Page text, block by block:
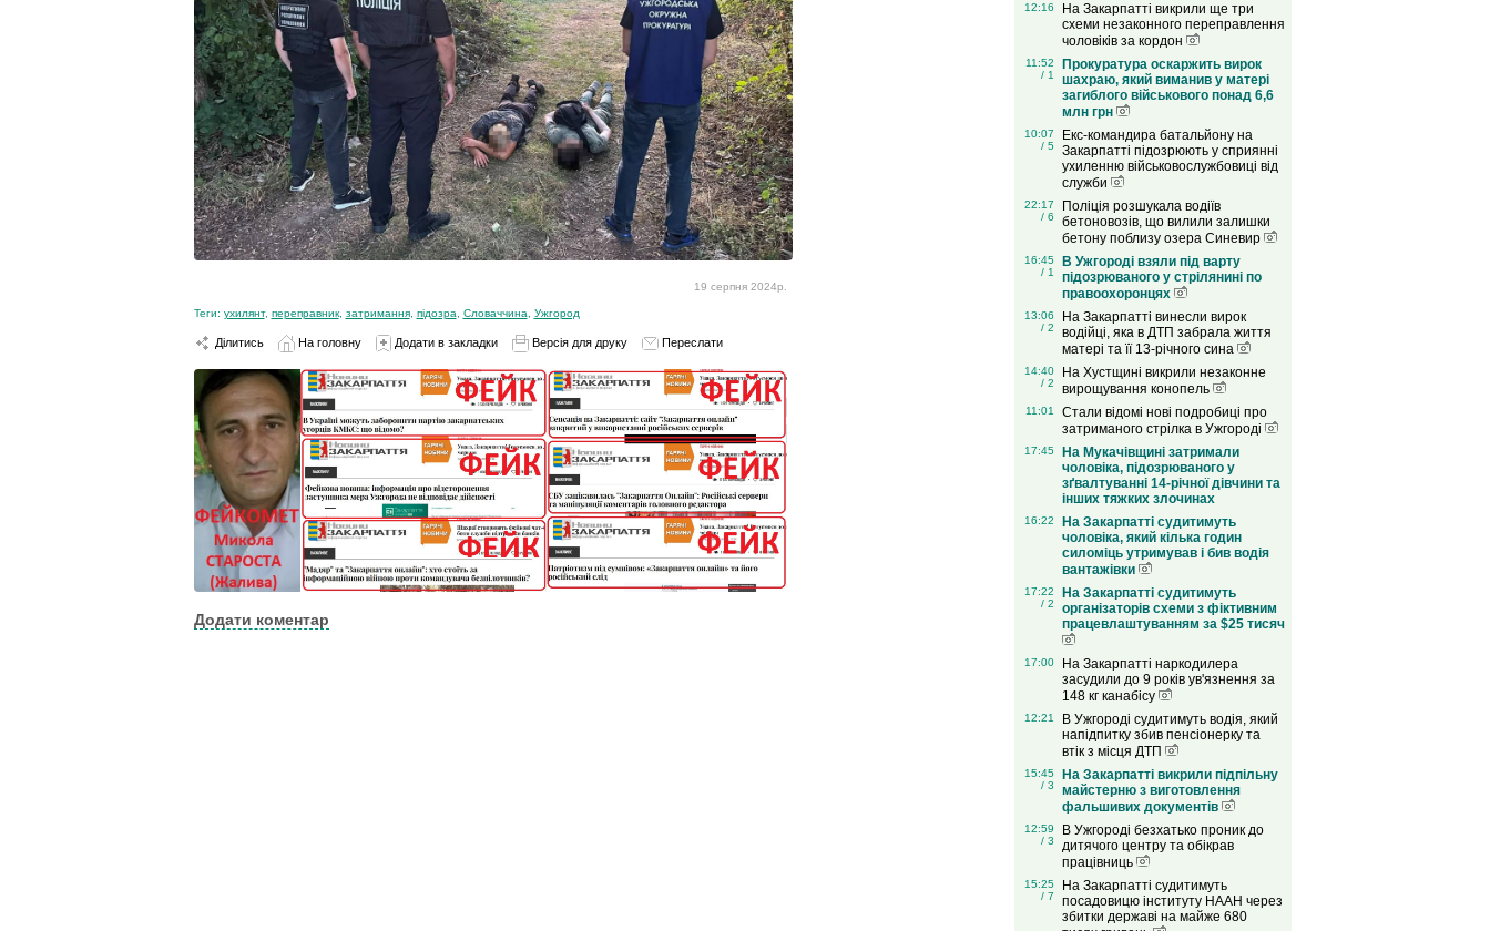
19 серпня 2024р.
Теги: ухилянт, переправник, затримання, підозра Словаччина Ужгород
Ділитись На головну Додати в закладки Версія для друку Переслати
Додати коментар
12:16
На Закарпатті викрили ще три
схеми незаконного переправлення
чоловіків за кордон
11:52
/ 1
Прокуратура оскаржить вирок
шахраю, який виманив у матері
загиблого військового понад 6,6
млн грн
10:07
/ 5
Екс-командира батальйону на
Закарпатті підозрюють у сприянні
ухиленню військовослужбовиці від
служби
22:17
/ 6
Поліція розшукала водіїв
бетоновозів, що вилили залишки
бетону поблизу озера Синевир
16:45
/ 1
В Ужгороді взяли під варту
підозрюваного у стрілянині по
правоохоронцях
13:06
/ 2
На Закарпатті винесли вирок
водійці, яка в ДТП забрала життя
матері та її 13-річного сина
14:40
/ 2
На Хустщині викрили незаконне
вирощування конопель
11:01
Стали відомі нові подробиці про
затриманого стрілка в Ужгороді
17:45
На Мукачівщині затримали
чоловіка, підозрюваного у
зґвалтуванні 14-річної дівчини та
інших тяжких злочинах
16:22
На Закарпатті судитимуть
чоловіка, який кілька годин
силоміць утримував і бив водія
вантажівки
17:22
/ 2
На Закарпатті судитимуть
організаторів схеми з фіктивним
працевлаштуванням за $25 тисяч
17:00
На Закарпатті наркодилера
засудили до 9 років ув'язнення за
148 кг канабісу
12:21
В Ужгороді судитимуть водія, який
напідпитку збив пенсіонерку та
втік з місця ДТП
15:45
/ 3
На Закарпатті викрили підпільну
майстерню з виготовлення
фальшивих документів
12:59
/ 3
В Ужгороді безхатько проник до
дитячого центру та обікрав
працівниць
15:25
/ 7
На Закарпатті судитимуть
посадовицю інституту НААН через
збитки державі на майже 680